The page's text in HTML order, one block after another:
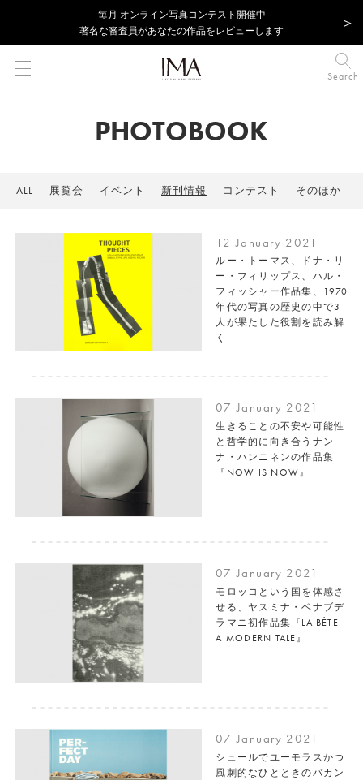
毎⽉ オンライン写真コンテスト開催中
著名な審査員があなたの作品をレビューします
Search
PHOTOBOOK
ALL 展覧会 イベント 新刊情報 コンテスト そのほか
12 January 2021
ルー・トーマス、ドナ・リ
ー・フィリップス、ハル・
フィッシャー作品集、1970
年代の写真の歴史の中で3
人が果たした役割を読み解
く
07 January 2021
生きることの不安や可能性
と哲学的に向き合うナン
ナ・ハンニネンの作品集
『NOW IS NOW』
07 January 2021
モロッコという国を体感さ
せる、ヤスミナ・ベナブデ
ラマニ初作品集『LA BÊTE
A MODERN TALE』
07 January 2021
シュールでユーモラスかつ
風刺的なひとときのバカン